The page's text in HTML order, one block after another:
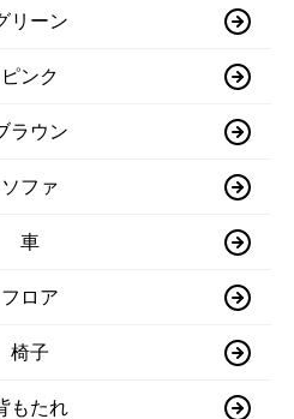
リーン
ピンク
ラウン
ソファ
車
フロア
椅子
もたれ